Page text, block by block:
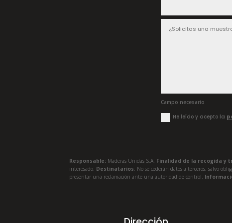
Campo necesario
He leído y acepto la
Responsable:Maderas Unidas S.A. Finalidad de la recogida y
interesado. Destinatarios: No se cederán datos a terceros, salvo
presentar una reclamación ante una autoridad de control.